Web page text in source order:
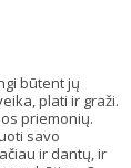
būtent jų
plati ir graži.
priemonių.
savo
ir dantų, ir